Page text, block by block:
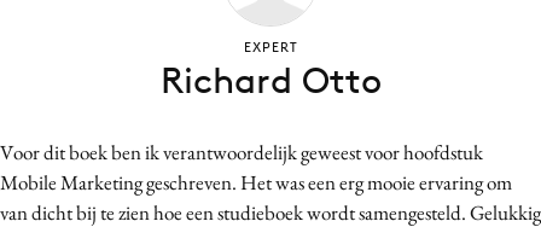
Craft
Customer Experience
Voor dit boek ben ik verantwoordelijk geweest voor hoofdstuk
Mobile Marketing geschreven. Het was een erg mooie ervaring om
van dicht bij te zien hoe een studieboek wordt samengesteld. Gelukkig
EXPERT
Richard Otto